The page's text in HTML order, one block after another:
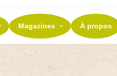
Magazines À propos